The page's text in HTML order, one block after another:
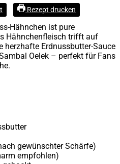
Rezept drucken
Hähnchen ist pure
Hähnchenfleisch trifft auf
herzhafte Erdnussbutter-Sauce
Oelek – perfekt für Fans
gewünschter Schärfe)
empfohlen)